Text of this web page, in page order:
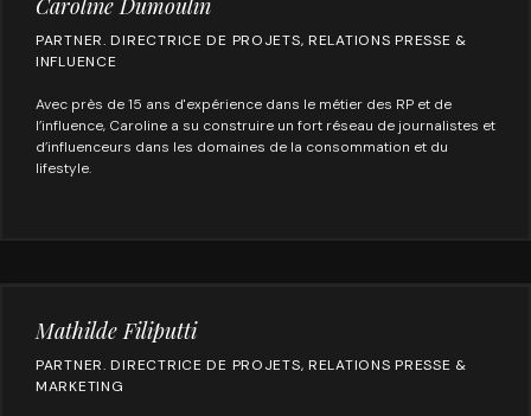
Caroline Dumoulin
PARTNER. DIRECTRICE DE PROJETS, RELATIONS PRESSE &
INFLUENCE
Avec près de 15 ans d'expérience dans le métier des RP et de
l’influence, Caroline a su construire un fort réseau de journalistes et
d’influenceurs dans les domaines de la consommation et du
lifestyle.
Mathilde Filiputti
PARTNER. DIRECTRICE DE PROJETS, RELATIONS PRESSE &
MARKETING